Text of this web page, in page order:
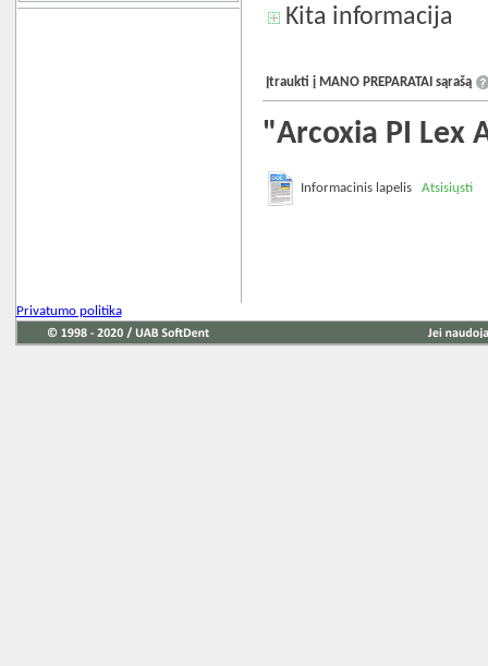
Kita informacija
Įtraukti į MANO PREPARATAI sąrašą
"Arcoxia PI Lex
Informacinis lapelisAtsisiųsti
Privatumo politika